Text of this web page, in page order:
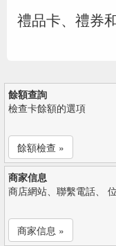
禮品卡、禮券
餘額查詢
檢查卡餘額的選項
餘額檢查 »
商家信息
商店網站、聯繫電話、
商家信息 »